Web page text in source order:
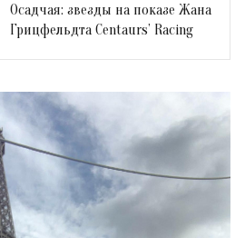
Осадчая: звезды на показе Жана
Грицфельдта Centaurs’ Racing